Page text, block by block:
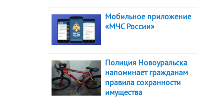
Мобильное приложение
«МЧС России»
Полиция Новоуральска
напоминает гражданам
правила сохранности
имущества